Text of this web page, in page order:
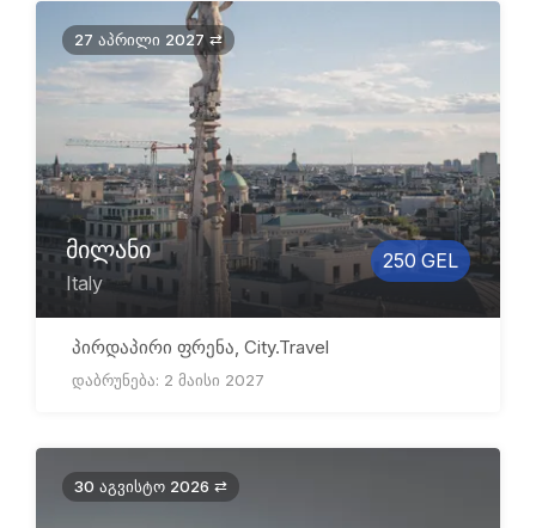
27 აპრილი 2027 ⇄
მილანი
Italy
250 GEL
პირდაპირი ფრენა, City.Travel
დაბრუნება: 2 მაისი 2027
30 აგვისტო 2026 ⇄